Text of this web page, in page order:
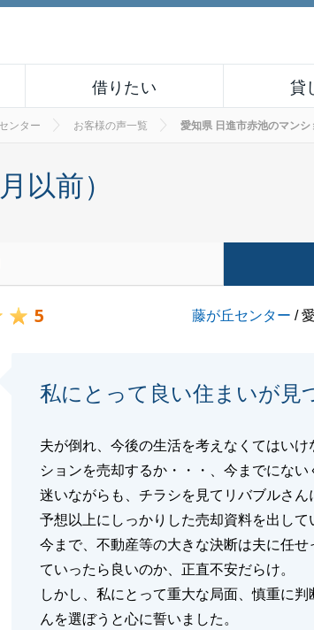
借りたい 貸
ンター お客様の声一覧 愛知県 日進市赤池のマン
以前）
5 藤が丘センター /
私にとって良い住まいが見
夫が倒れ、今後の生活を考えなくてはい
ションを売却するか・・・、今までにない
迷いながらも、チラシを見てリバブルさん
予想以上にしっかりした売却資料を出して
今まで、不動産等の大きな決断は夫に任
ていったら良いのか、正直不安だらけ。
しかし、私にとって重大な局面、慎重に
んを選ぼうと心に誓いました。